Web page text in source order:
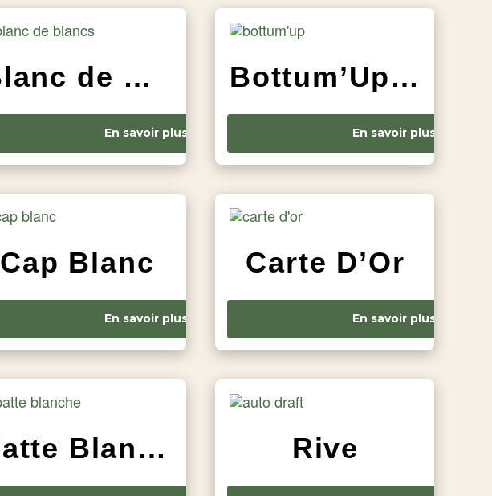
Blanc de Blancs
En savoir plus
Bottum’Up Blanc – Bascule
En savoir plus
Cap Blanc
En savoir plus
Carte D’Or
En savoir plus
Patte Blanche Rive